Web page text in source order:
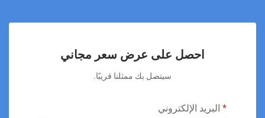
احصل على عرض سعر مجاني
سيتصل بك ممثلنا قريبًا.
البريد الإلكتروني